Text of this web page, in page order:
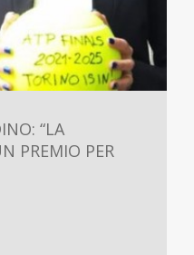
“LA
PREMIO PER